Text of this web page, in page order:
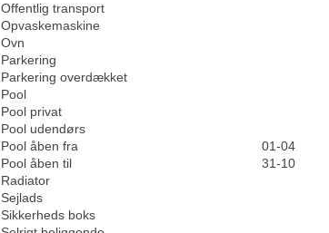
Offentlig transport
Opvaskemaskine
Ovn
Parkering
Parkering overdækket
Pool
Pool privat
Pool udendørs
Pool åben fra
01-04
Pool åben til
31-10
Radiator
Sejlads
Sikkerheds boks